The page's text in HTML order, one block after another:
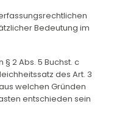
Bedeutung im
2 Abs. 5 Buchst. c
des Art. 3
welchen Gründen
entschieden sein